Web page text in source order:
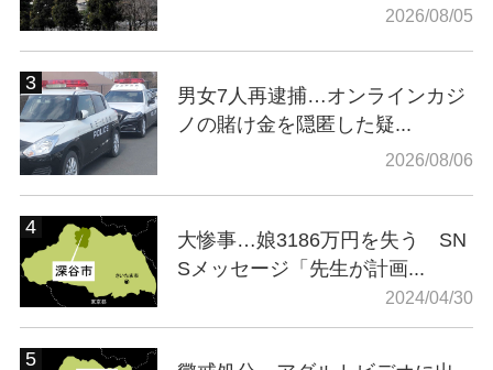
2026/08/05
男女7人再逮捕…オンラインカジ
ノの賭け金を隠匿した疑...
2026/08/06
大惨事…娘3186万円を失う SN
Sメッセージ「先生が計画...
2024/04/30